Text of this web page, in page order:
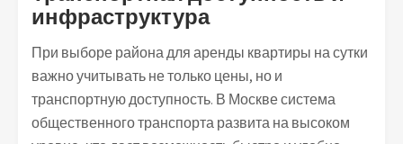
инфраструктура
При выборе района для аренды квартиры на сутки
важно учитывать не только цены, но и
транспортную доступность. В Москве система
общественного транспорта развита на высоком